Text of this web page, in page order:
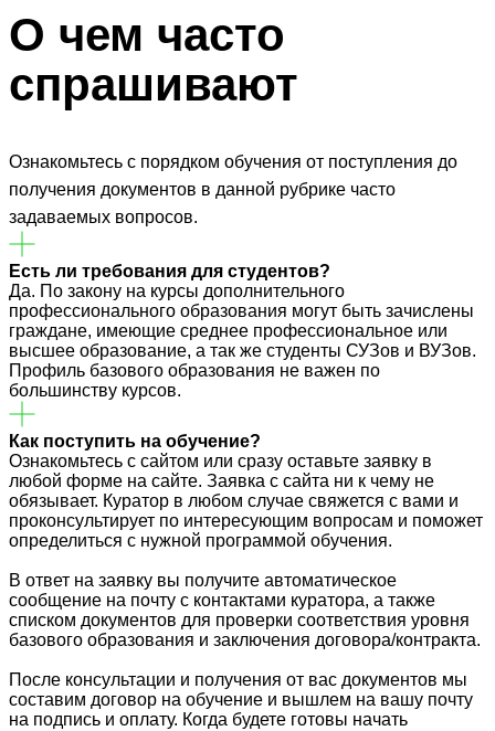
О чем часто
спрашивают
Ознакомьтесь с порядком обучения от поступления до
получения документов в данной рубрике часто
задаваемых вопросов.
Есть ли требования для студентов?
Да. По закону на курсы дополнительного
профессионального образования могут быть зачислены
граждане, имеющие среднее профессиональное или
высшее образование, а так же студенты СУЗов и ВУЗов.
Профиль базового образования не важен по
большинству курсов.
Как поступить на обучение?
Ознакомьтесь с сайтом или сразу оставьте заявку в
любой форме на сайте. Заявка с сайта ни к чему не
обязывает. Куратор в любом случае свяжется с вами и
проконсультирует по интересующим вопросам и поможет
определиться с нужной программой обучения.
В ответ на заявку вы получите автоматическое
сообщение на почту с контактами куратора, а также
списком документов для проверки соответствия уровня
базового образования и заключения договора/контракта.
После консультации и получения от вас документов мы
составим договор на обучение и вышлем на вашу почту
на подпись и оплату. Когда будете готовы начать